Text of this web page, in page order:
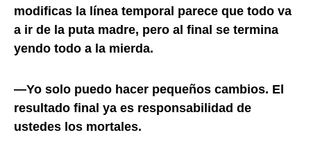
modificas la línea temporal parece que todo va
a ir de la puta madre, pero al final se termina
yendo todo a la mierda.
—Yo solo puedo hacer pequeños cambios. El
resultado final ya es responsabilidad de
ustedes los mortales.